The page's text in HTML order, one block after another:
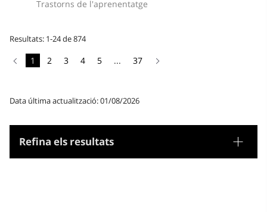
Refina els resultats
Tesaurus
Trastorns de l'aprenentatge
Resultats: 1-24 de 874
1 2 3 4 5 ... 37
Data última actualització: 01/08/2026